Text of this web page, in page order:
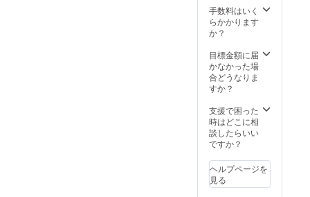
手数料はいく
らかかります
か？
目標金額に届
かなかった場
合どうなりま
すか？
支援で困った
時はどこに相
談したらいい
ですか？
ヘルプページを
見る